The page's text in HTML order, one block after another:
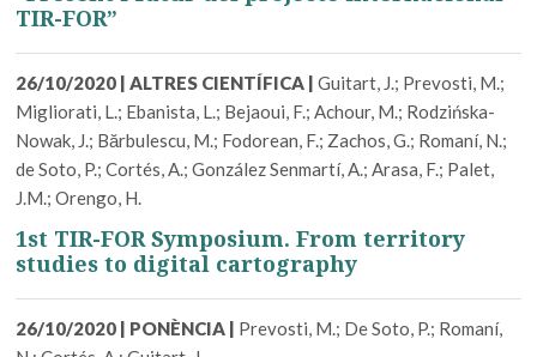
TIR-FOR”
26/10/2020 |ALTRES CIENTÍFICA | Guitart, J.; Prevosti, M.;
Migliorati, L.; Ebanista, L.; Bejaoui, F.; Achour, M.; Rodzińska-
Nowak, J.; Bărbulescu, M.; Fodorean, F.; Zachos, G.; Romaní, N.;
de Soto, P.; Cortés, A.; González Senmartí, A.; Arasa, F.; Palet,
J.M.; Orengo, H.
1st TIR-FOR Symposium. From territory
studies to digital cartography
26/10/2020 | PONÈNCIA | Prevosti, M.; De Soto, P.; Romaní,